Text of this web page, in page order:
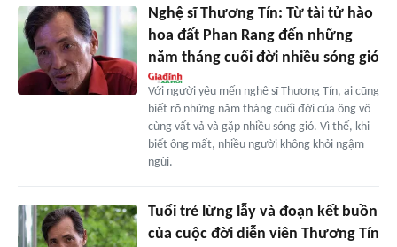
Nghệ sĩ Thương Tín: Từ tài tử hào
hoa đất Phan Rang đến những
năm tháng cuối đời nhiều sóng gió
Với người yêu mến nghệ sĩ Thương Tín, ai cũng
biết rõ những năm tháng cuối đời của ông vô
cùng vất vả và gặp nhiều sóng gió. Vì thế, khi
biết ông mất, nhiều người không khỏi ngậm
ngùi.
Tuổi trẻ lừng lẫy và đoạn kết buồn
của cuộc đời diễn viên Thương Tín